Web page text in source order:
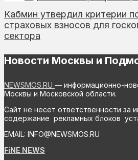
Кабмин утвердил критерии
страховых взносов для
сектора
Новости Москвы и
NEWSMOS.RU — информационно-
Москвы и Московской области.
Сайт не несет ответственности за
содержание рекламных блоков
EMAIL: INFO@NEWSMOS.RU
FiNE NEWS